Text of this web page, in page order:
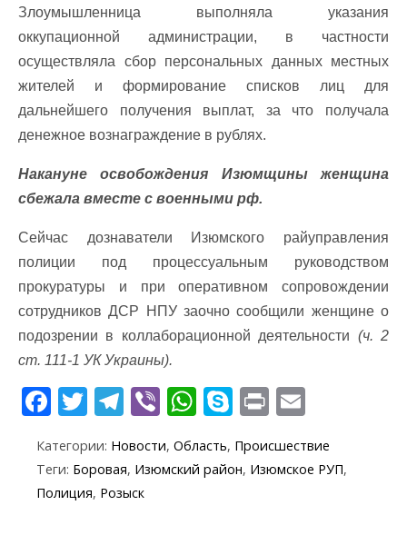
Злоумышленница выполняла указания
оккупационной администрации, в частности
осуществляла сбор персональных данных местных
жителей и формирование списков лиц для
дальнейшего получения выплат, за что получала
денежное вознаграждение в рублях.
Накануне освобождения Изюмщины женщина
сбежала вместе с военными рф.
Сейчас дознаватели Изюмского райуправления
полиции под процессуальным руководством
прокуратуры и при оперативном сопровождении
сотрудников ДСР НПУ заочно сообщили женщине о
подозрении в коллаборационной деятельности (ч. 2
ст. 111-1 УК Украины).
F
e
b
T
itt
er
T
e
gr
Vi
er
W
at
s
S
y
p
Pr
t ai
Категории: Новости, Область, Происшествие
Теги: Боровая, Изюмский район, Изюмское РУП,
Полиция, Розыск